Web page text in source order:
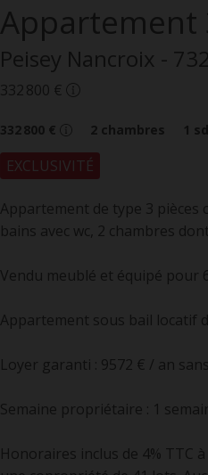
Appartement
Peisey Nancroix -
332 800 €
332 800 € 2 chambres 1
EXCLUSIVITÉ
Appartement de type 3 pièces
bains avec wc, 2 chambres
Vendu meublé et équipé pour
Appartement sous bail locatif
Loyer garanti : 9572 € / an
Semaine propriétaire : 1
Honoraires inclus de 4% TTC